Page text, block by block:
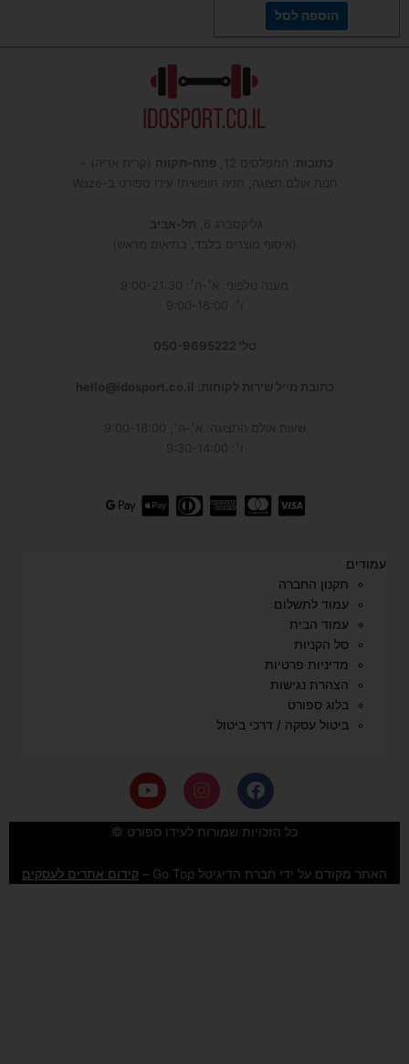
הוספה לסל
כתובות : המפלסים 12, פתח-תקווה (קרית אריה) –
חנות אולם תצוגה, חניה חופשית! עידו ספורט ב-Waze
גליקסברג 6,
תל-אביב
(איסוף מוצרים בלבד, בתיאום מראש)
מענה טלפוני: א׳-ה׳: 9:00-21:30
ו׳: 9:00-16:00
טל' 050-9695222
כתובת מייל שירות לקוחות: hello@idosport.co.il
שעות אולם התצוגה: א׳-ה׳, 9:00-18:00
ו׳: 9:30-14:00
עמודים
תקנון החברה
עמוד לתשלום
עמוד הבית
סל הקניות
מדיניות פרטיות
הצהרת נגישות
בלוג ספורט
ביטול עסקה / דרכי ביטול
F
a
c
e
o
o
I
n
s
t
g
r
Y
o
u
t
b
e
כל הזכויות שמורות לעידו ספורט ©
האתר מקודם על ידי חברת הדיגיטל Go Top – קידום אתרים לעסקים